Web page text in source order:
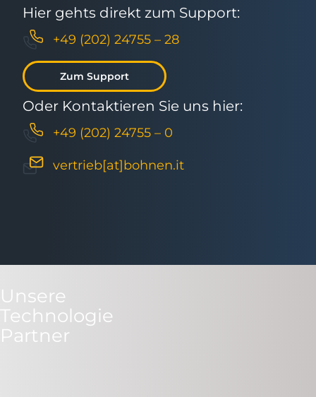
Hier gehts direkt zum Support:
+49 (202) 24755 – 28
Zum Support
Oder Kontaktieren Sie uns hier:
+49 (202) 24755 – 0
vertrieb[at]bohnen.it
Unsere
Technologie
Partner